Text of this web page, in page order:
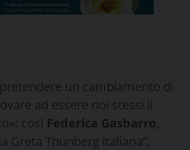
un cambiamento di
ad essere noi stessi il
così Federica Gasbarro,
Greta Thunberg italiana”,